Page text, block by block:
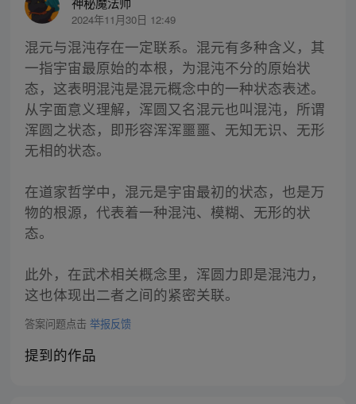
2024年11月30日 12:49
混元与混沌存在一定联系。混元有多种含义，其
一指宇宙最原始的本根，为混沌不分的原始状
态，这表明混沌是混元概念中的一种状态表述。
从字面意义理解，浑圆又名混元也叫混沌，所谓
浑圆之状态，即形容浑浑噩噩、无知无识、无形
无相的状态。
在道家哲学中，混元是宇宙最初的状态，也是万
物的根源，代表着一种混沌、模糊、无形的状
态。
此外，在武术相关概念里，浑圆力即是混沌力，
这也体现出二者之间的紧密关联。
答案问题点击 举报反馈
提到的作品